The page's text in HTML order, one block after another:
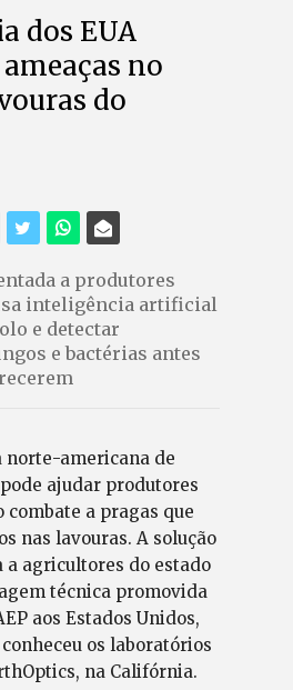
dos EUA
no
do
a produtores
inteligência artificial
e detectar
e bactérias antes
norte-americana de
ajudar produtores
combate a pragas que
nas lavouras. A solução
a agricultores do estado
técnica promovida
aos Estados Unidos,
os laboratórios
na Califórnia.